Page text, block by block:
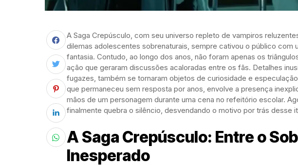
A Saga Crepúsculo, com seu universo repleto de vampiros
dilemas adolescentes sobrenaturais, sempre cativou o público com
fantasia. Contudo, ao longo dos anos, não foram apenas os
ação que geraram discussões acaloradas entre os fãs. Detalhes
fugazes, também se tornaram objetos de curiosidade e
que permaneceu sem resposta por anos, envolve a presença
mãos de um personagem durante uma cena no refeitório escolar.
finalmente quebra o silêncio, desvendando o motivo por trás desse
A Saga Crepúsculo: Entre o
Inesperado